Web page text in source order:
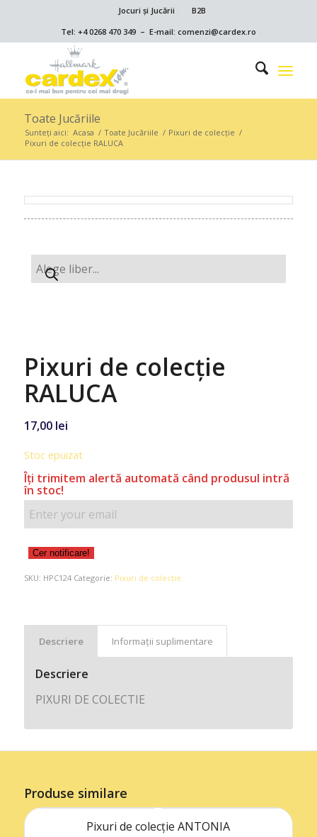
Jocuri și Jucării
B2B
Tel: +4 0268 470 349 – E-mail: comenzi@cardex.ro
Toate Jucăriile
Sunteți aici: Acasa / Toate Jucăriile / Pixuri de colecție /
Pixuri de colecție RALUCA
Pixuri de colecție
RALUCA
17,00 lei
Stoc epuizat
Îţi trimitem alertă automată când produsul intră
în stoc!
Cer notificare!
SKU: HPC124 Categorie: Pixuri de colecție
Descriere Informații suplimentare
Descriere
PIXURI DE COLECTIE
Produse similare
Pixuri de colecție ANTONIA